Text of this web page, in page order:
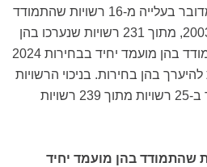
ל-11.5% בבחירות 2024. מדובר בעלייה מ-16 רשויות שהתמודד
בהן מועמד יחיד בבחירות 2003, מתוך 231 רשויות שנערכו בהן
בחירות, ל-29 רשויות שמתמודד בהן מועמד יחיד בבחירות 2024
להיערך בהן בחירות. בניכוי הרשויות
שבהן נדחו הבחירות מדובר ב-25 רשויות מתוך 239 רשויות
שהתמודד בהן מועמד יחיד